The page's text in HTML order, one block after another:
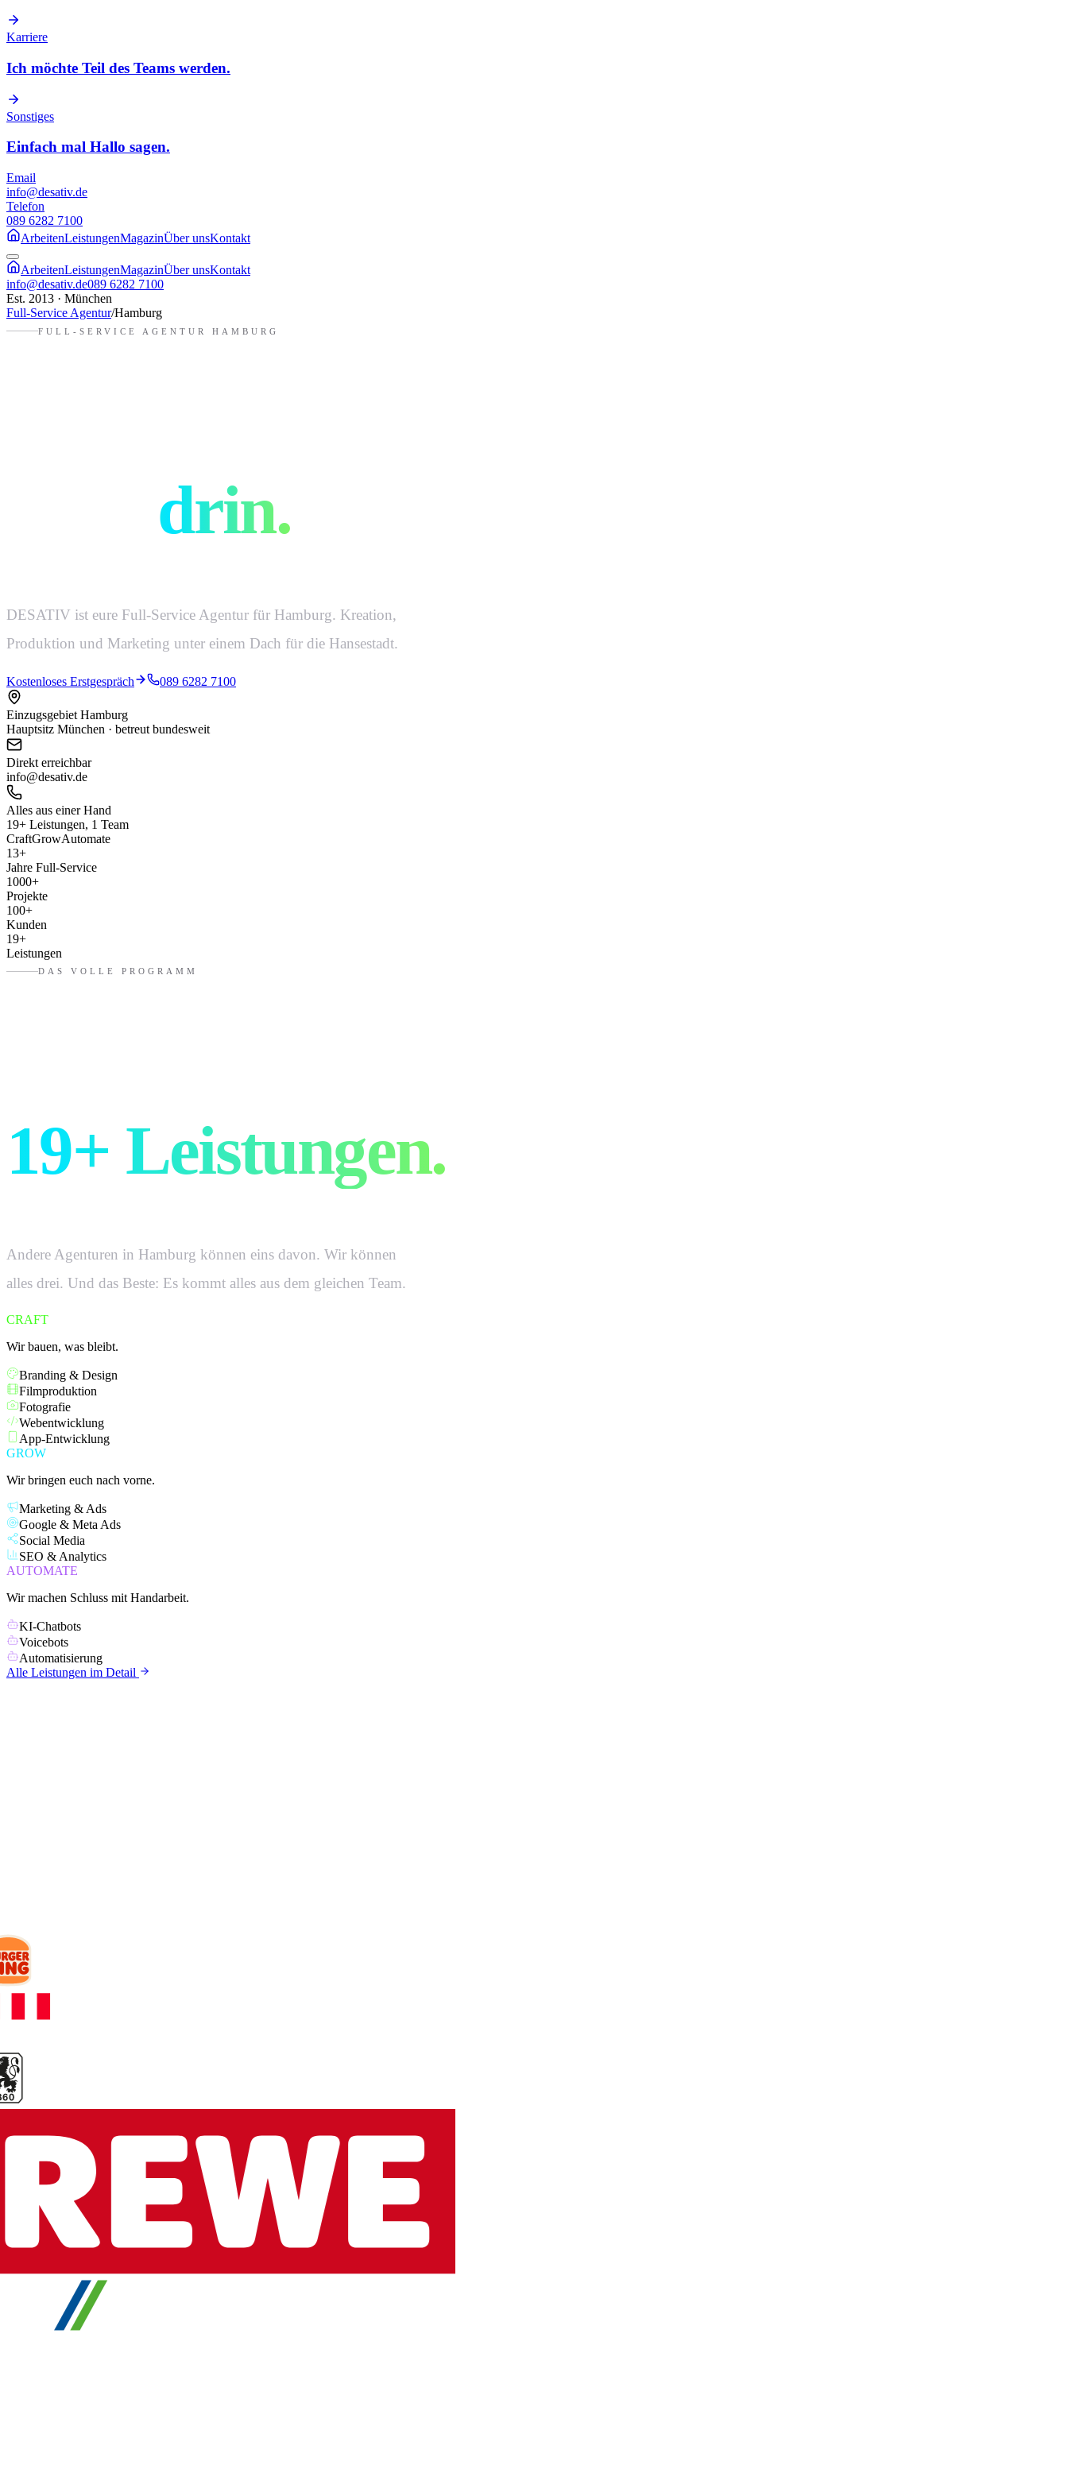
Karriere
Ich möchte Teil des Teams werden.
Sonstiges
Einfach mal Hallo sagen.
Email
info@desativ.de
Telefon
089 6282 7100
ArbeitenLeistungenMagazinÜber unsKontakt
ArbeitenLeistungenMagazinÜber unsKontakt
info@desativ.de089 6282 7100
Est. 2013 · München
Full-Service Agentur/Hamburg
FULL-SERVICE AGENTUR HAMBURG
drin.
DESATIV ist eure Full-Service Agentur für Hamburg. Kreation,
Produktion und Marketing unter einem Dach für die Hansestadt.
Kostenloses Erstgespräch 089 6282 7100
Einzugsgebiet Hamburg
Hauptsitz München · betreut bundesweit
Direkt erreichbar
info@desativ.de
Alles aus einer Hand
19+ Leistungen, 1 Team
CraftGrowAutomate
13+
Jahre Full-Service
1000+
Projekte
100+
Kunden
19+
Leistungen
DAS VOLLE PROGRAMM
19+ Leistungen.
Andere Agenturen in Hamburg können eins davon. Wir können
alles drei. Und das Beste: Es kommt alles aus dem gleichen Team.
CRAFT
Wir bauen, was bleibt.
Branding & Design
Filmproduktion
Fotografie
Webentwicklung
App-Entwicklung
GROW
Wir bringen euch nach vorne.
Marketing & Ads
Google & Meta Ads
Social Media
SEO & Analytics
AUTOMATE
Wir machen Schluss mit Handarbeit.
KI-Chatbots
Voicebots
Automatisierung
Alle Leistungen im Detail